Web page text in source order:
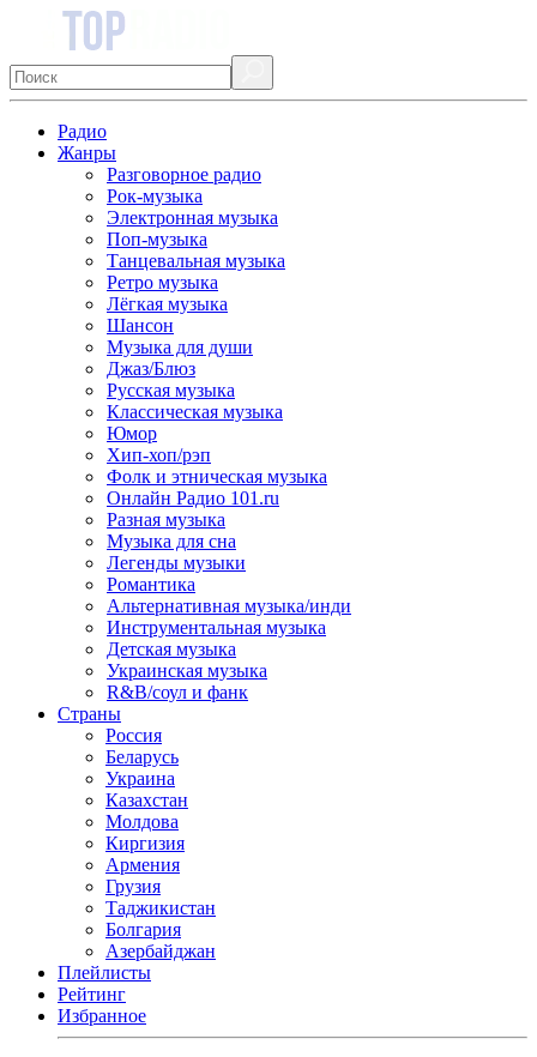
Радио
Жанры
Разговорное радио
Рок-музыка
Электронная музыка
Поп-музыка
Танцевальная музыка
Ретро музыка
Лёгкая музыка
Шансон
Музыка для души
Джаз/Блюз
Русская музыка
Классическая музыка
Юмор
Хип-хоп/рэп
Фолк и этническая музыка
Онлайн Радио 101.ru
Разная музыка
Музыка для сна
Легенды музыки
Романтика
Альтернативная музыка/инди
Инструментальная музыка
Детская музыка
Украинская музыка
R&B/cоул и фанк
Страны
Россия
Беларусь
Украина
Казахстан
Молдова
Киргизия
Армения
Грузия
Таджикистан
Болгария
Азербайджан
Плейлисты
Рейтинг
Избранное